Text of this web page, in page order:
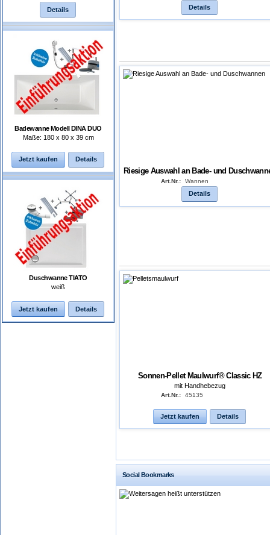
Details
Badewanne Modell DINA DUO
Maße: 180 x 80 x 39 cm
Jetzt kaufen Details
Duschwanne TIATO
weiß
Jetzt kaufen Details
Details
Riesige Auswahl an Bade- und
Art.Nr.: Wannen
Details
Sonnen-Pellet Maulwurf® Classic HZ
mit Handhebezug
Art.Nr.: 45135
Jetzt kaufen Details
Social Bookmarks